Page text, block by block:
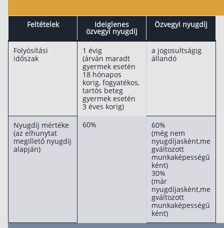
Blog
Lakáshitel
Hitelkiváltás
Babaváró hitel
Vagyonbiztosítások
Kötelező biztosítás (KGFB)
Casco
Lakásbiztosítás útmutató – Hogyan válassz?
Lakásbiztosítás: válaszok az 50 leggyakoribb
Minősített Fogyasztóbarát Otthonbiztosítás
Feltételek Ideiglenes
özvegyi nyugdíj
Özvegyi nyugdíj
Folyósítási
időszak
1 évig
(árván maradt
gyermek esetén
18 hónapos
korig, fogyatékos,
tartós beteg
gyermek esetén
3 éves korig)
a jogosultságig
állandó
Nyugdíj mértéke
(az elhunytat
megillető nyugdíj
alapján)
60%
60%
(még nem
nyugdíjasként,me
gváltozott
munkaképességű
ként)
30%
(már
nyugdíjasként,me
gváltozott
munkaképességű
ként)